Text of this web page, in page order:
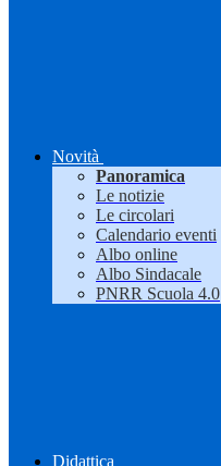
Novità
Panoramica
Le notizie
Le circolari
Calendario eventi
Albo online
Albo Sindacale
PNRR Scuola 4.0
Didattica